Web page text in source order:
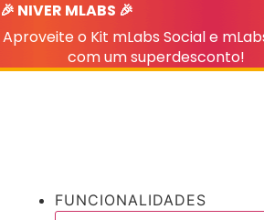
Ir
para
conteúdo
🎉 NIVER MLABS 🎉
Aproveite o Kit mLabs Social e
com um superdesconto!
FUNCIONALIDADES